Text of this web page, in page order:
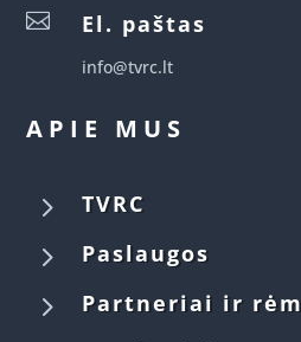
 El. paštas
info@tvrc.lt
APIE MUS
5 TVRC
5 Paslaugos
5 Partneriai ir